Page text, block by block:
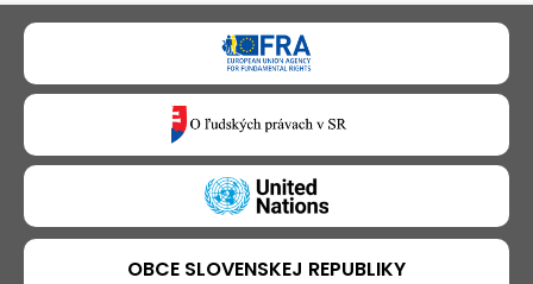
OBCE SLOVENSKEJ REPUBLIKY